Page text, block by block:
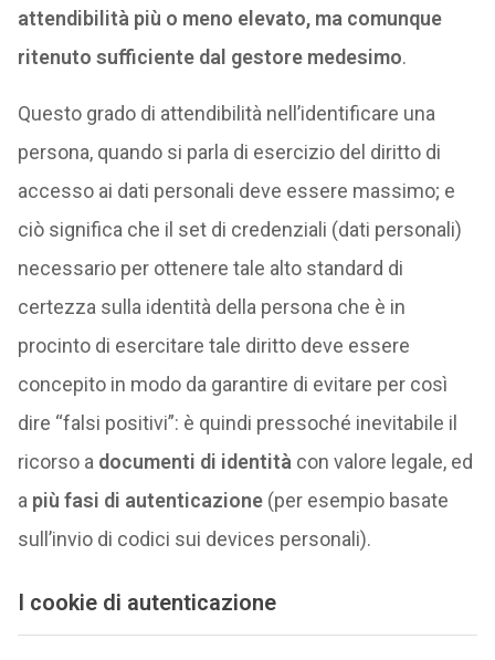
attendibilità più o meno elevato, ma comunque
ritenuto sufficiente dal gestore medesimo.
Questo grado di attendibilità nell’identificare una
persona, quando si parla di esercizio del diritto di
accesso ai dati personali deve essere massimo; e
ciò significa che il set di credenziali (dati personali)
necessario per ottenere tale alto standard di
certezza sulla identità della persona che è in
procinto di esercitare tale diritto deve essere
concepito in modo da garantire di evitare per così
dire “falsi positivi”: è quindi pressoché inevitabile il
ricorso a documenti di identità con valore legale, ed
a più fasi di autenticazione(per esempio basate
sull’invio di codici sui devices personali).
I cookie di autenticazione